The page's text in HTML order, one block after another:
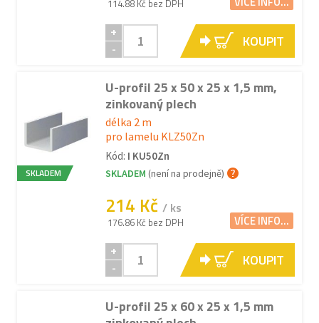
114.88 Kč bez DPH
+
-
KOUPIT
SKLADEM
U-profil 25 x 50 x 25 x 1,5 mm,
zinkovaný plech
délka 2 m
pro lamelu KLZ50Zn
Kód: I KU50Zn
SKLADEM (není na prodejně)
214 Kč / ks
176.86 Kč bez DPH VÍCE INFO...
+
-
KOUPIT
U-profil 25 x 60 x 25 x 1,5 mm